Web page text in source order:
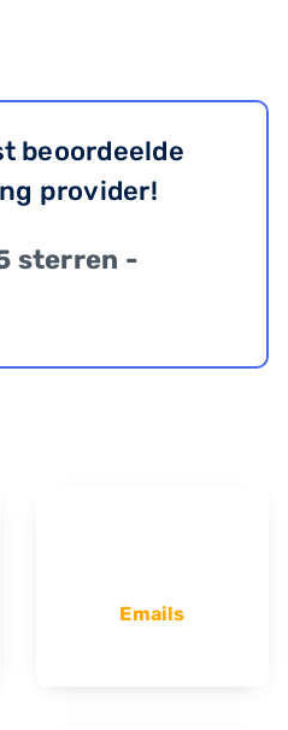
beoordeelde
provider!
sterren -
Emails